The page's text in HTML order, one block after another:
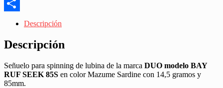
Messenger
Descripción
Descripción
Señuelo para spinning de lubina de la marca DUO modelo BAY
RUF SEEK 85S en color Mazume Sardine con 14,5 gramos y
85mm.